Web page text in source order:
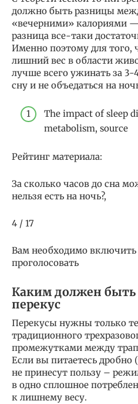
должно быть разницы
«вечерними» калориями —
разница все-таки
Именно поэтому для того,
лишний вес в области
лучше всего ужинать за 3-
сну и не объедаться на
The impact of sleep
metabolism, source
Рейтинг материала:
За сколько часов до сна
нельзя есть на ночь?,
4 / 17
Вам необходимо
проголосовать
Каким должен
перекус
Перекусы нужны только
традиционного
промежутками между
Если вы питаетесь дробно
не принесут пользу –
в одно сплошное
к лишнему весу.